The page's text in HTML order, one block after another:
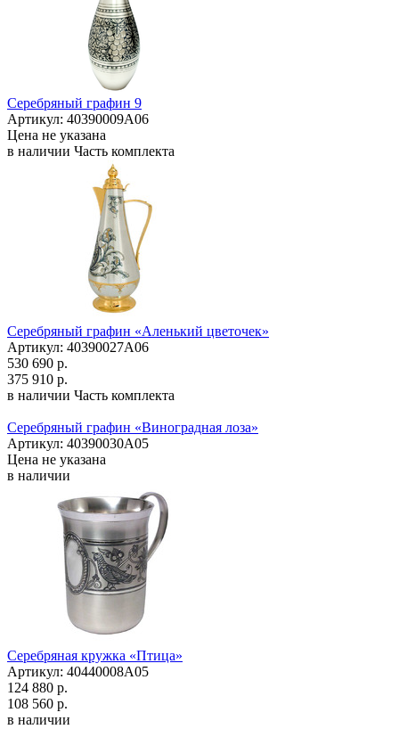
Серебряный графин 9
Артикул: 40390009А06
Цена не указана
в наличии Часть комплекта
Серебряный графин «Аленький цветочек»
Артикул: 40390027А06
530 690 р.
375 910 р.
в наличии Часть комплекта
Серебряный графин «Виноградная лоза»
Артикул: 40390030А05
Цена не указана
в наличии
Серебряная кружка «Птица»
Артикул: 40440008А05
124 880 р.
108 560 р.
в наличии